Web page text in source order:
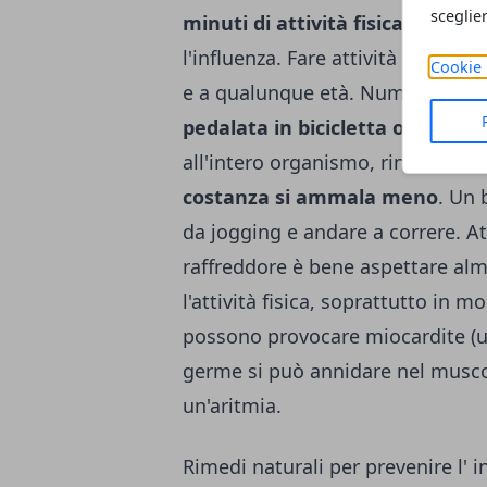
Cookie
minuti di attività fisica per 3-4
l'influenza. Fare attività fisica
e a qualunque età. Numerosi
pedalata in bicicletta o qualche
all'intero organismo, rinforzano
costanza si ammala meno. Un
da jogging e andare a correre.
raffreddore è bene aspettare
l'attività fisica, soprattutto in
possono provocare miocardite
germe si può annidare nel
un'aritmia.
Rimedi naturali per prevenire l'